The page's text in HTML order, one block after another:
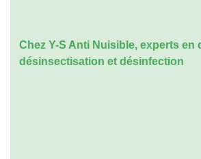
Chez Y-S Anti Nuisible, experts en
désinsectisation et désinfection